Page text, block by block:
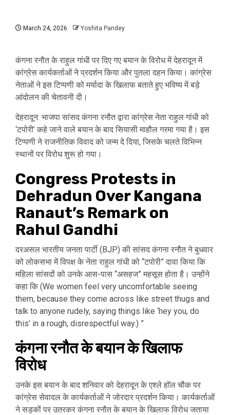
March 24, 2026 Yoshita Pandey
कंगना रनौत के राहुल गांधी पर दिए गए बयान के विरोध में देहरादून में
कांग्रेस कार्यकर्ताओं ने प्रदर्शन किया और पुतला दहन किया। कांग्रेस
नेताओं ने इस टिप्पणी को मर्यादा के खिलाफ बताते हुए भविष्य में बड़े
आंदोलन की चेतावनी दी।
देहरादून: भाजपा सांसद कंगना रनौत द्वारा कांग्रेस नेता राहुल गांधी को
‘टपोरी’ कहे जाने वाले बयान के बाद सियासी माहौल गरमा गया है। इस
टिप्पणी ने राजनीतिक विवाद को जन्म दे दिया, जिसके चलते विभिन्न
स्थानों पर विरोध शुरू हो गया।
Congress Protests in
Dehradun Over Kangana
Ranaut’s Remark on
Rahul Gandhi
दरअसल भारतीय जनता पार्टी (BJP) की सांसद कंगना रनौत ने बुधवार
को लोकसभा में विपक्ष के नेता राहुल गांधी को “टपोरी” दावा किया कि
महिला सांसदों को उनके आस-पास “असहज” महसूस होता है। उन्होंने
कहा कि (We women feel very uncomfortable seeing
them, because they come across like street thugs and
talk to anyone rudely, saying things like ‘hey you, do
this’ in a rough, disrespectful way.) ”
कंगना रनौत के बयान के खिलाफ
विरोध
उनके इस बयान के बाद शनिवार को देहरादून के एश्ले हॉल चौक पर
कांग्रेस सेवादल के कार्यकर्ताओं ने जोरदार प्रदर्शन किया। कार्यकर्ताओं
ने सड़कों पर उतरकर कंगना रनौत के बयान के खिलाफ विरोध जताया